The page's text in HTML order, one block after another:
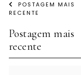
POSTAGEM MAIS
RECENTE
Postagem mais
recente